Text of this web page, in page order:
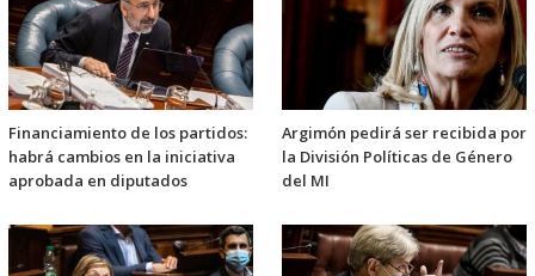
Financiamiento de los partidos:
habrá cambios en la iniciativa
aprobada en diputados
Argimón pedirá ser recibida por
la División Políticas de Género
del MI